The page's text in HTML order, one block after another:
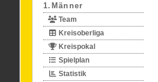
1.Männer
Team
Kreisoberliga
Kreispokal
Spielplan
Statistik